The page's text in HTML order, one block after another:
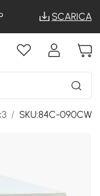
SCARICA
/ SKU:84C-090CW